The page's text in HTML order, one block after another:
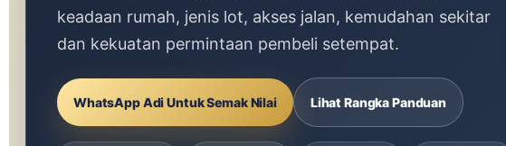
keadaan rumah, jenis lot, akses jalan, kemudahan sekitar
dan kekuatan permintaan pembeli setempat.
WhatsApp Adi Untuk Semak Nilai Lihat Rangka Panduan